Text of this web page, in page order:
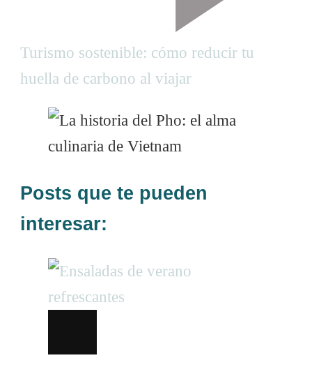
o
n
Turismo sostenible: cómo reducir tu
huella de carbono al viajar
Posts que te pueden
interesar: